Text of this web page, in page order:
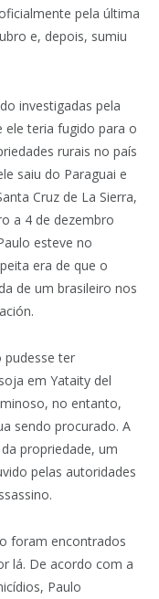
pela última
e, depois, sumiu
investigadas pela
ele teria fugido para o
rurais no país
saiu do Paraguai e
Cruz de La Sierra,
a 4 de dezembro
esteve no
era de que o
de um brasileiro nos
pudesse ter
em Yataity del
no entanto,
sendo procurado. A
propriedade, um
pelas autoridades
foram encontrados
lá. De acordo com a
Paulo